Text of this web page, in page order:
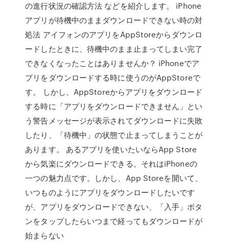
の進行状況の確認方法 などを紹介します。 iPhone
アプリが待機中のままダウンロードできない時の対
処法 アイフォンのアプリをAppStoreからダウンロ
ードしたときに、待機中のまま止まってしまい完了
できなくなったことはありませんか？ iPhoneでア
プリをダウンロードする時に使うのがAppStoreで
す。 しかし、AppStoreからアプリをダウンロード
する時に「アプリをダウンロードできません」とい
う警告メッセージが表示されてダウンロードに失敗
したり、「待機中」の状態で止まってしまうことが
あります。 あるアプリを使いたいならApp Store
から気楽にダウンロードできる。それはiPhoneの
一つの魅力点です。しかし、App Storeを開いて、
いつものようにアプリをダウンロードしたいです
が、アプリをダウンロードできない、「入手」ボタ
ンをタップしたらいつまで経ってもダウンロードが
始まらない